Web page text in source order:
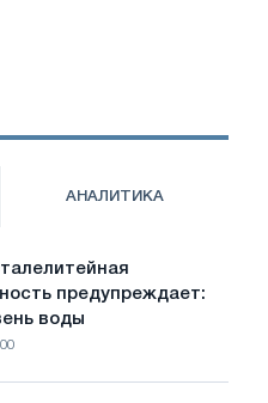
АНАЛИТИКА
предупреждает:
воды